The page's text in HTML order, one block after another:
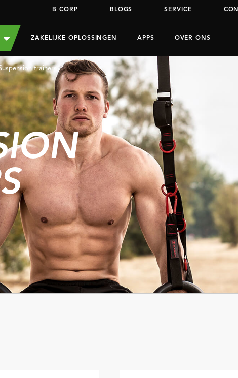
B CORP BLOGS SERVICE
ZAKELIJKE OPLOSSINGEN APPS OVER ONS
trainers